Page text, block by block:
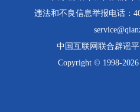
违法和不良信息举报电话：
中国互联网联合辟谣
Copyright © 1998-